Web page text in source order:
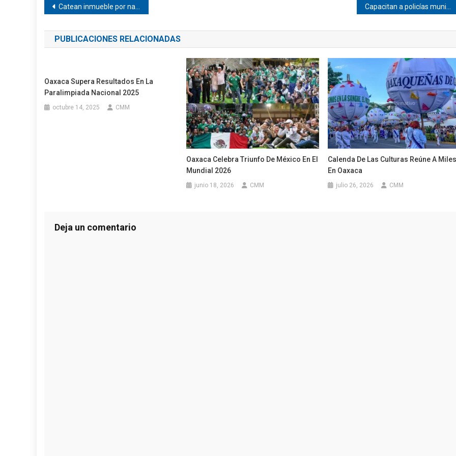
Navegación
de
entradas
Catean inmueble por narc*menudeo en Pinotepa
PUBLICACIONES RELACIONADAS
Oaxaca Supera Resultados En La
Paralimpiada Nacional 2025
octubre 14, 2025 CMM
Oaxaca Celebra Triunfo De México En El
Mundial 2026
junio 18, 2026 CMM
Calenda De Las Culturas Reúne A
En Oaxaca
julio 26, 2026 CMM
Deja un comentario